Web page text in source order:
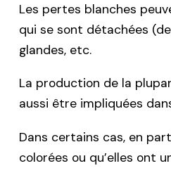
Les pertes blanches
qui se sont détachées
glandes, etc.
La production de la
aussi être impliquées
Dans certains cas, en
colorées ou qu’elles ont